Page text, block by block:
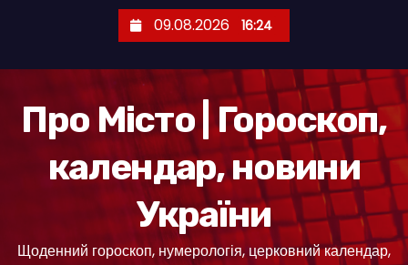
09.08.2026 16:24
Про Місто | Гороскоп,
календар, новини
України
Щоденний гороскоп, нумерологія, церковний календар,